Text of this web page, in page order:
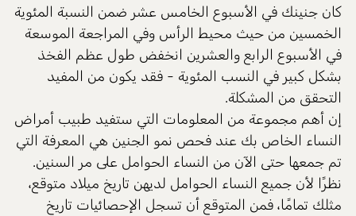
كان جنينك في الأسبوع الخامس عشر ضمن النسبة المئوية
الخمسين من حيث محيط الرأس وفي المراجعة الموسعة
في الأسبوع الرابع والعشرين انخفض طول عظم الفخذ
بشكل كبير في النسب المئوية - فقد يكون من المفيد
التحقق من المشكلة.
إن أهم مجموعة من المعلومات التي ستفيد طبيب أمراض
النساء الخاص بك عند فحص نمو الجنين هي المعرفة التي
تم جمعها حتى الآن من النساء الحوامل على مر السنين.
نظرًا لأن جميع النساء الحوامل لديهن تاريخ ميلاد متوقع،
مثلك تمامًا، فمن المتوقع أن تسجل الإحصائيات تاريخ